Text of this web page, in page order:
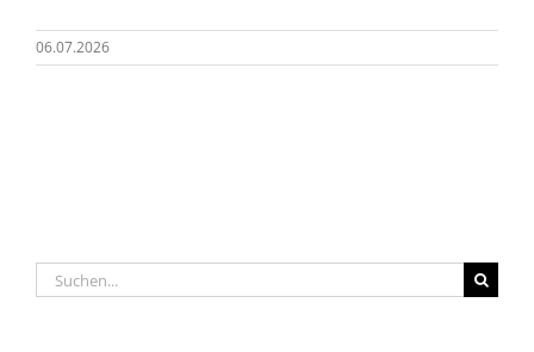
06.07.2026
Suche
nach: